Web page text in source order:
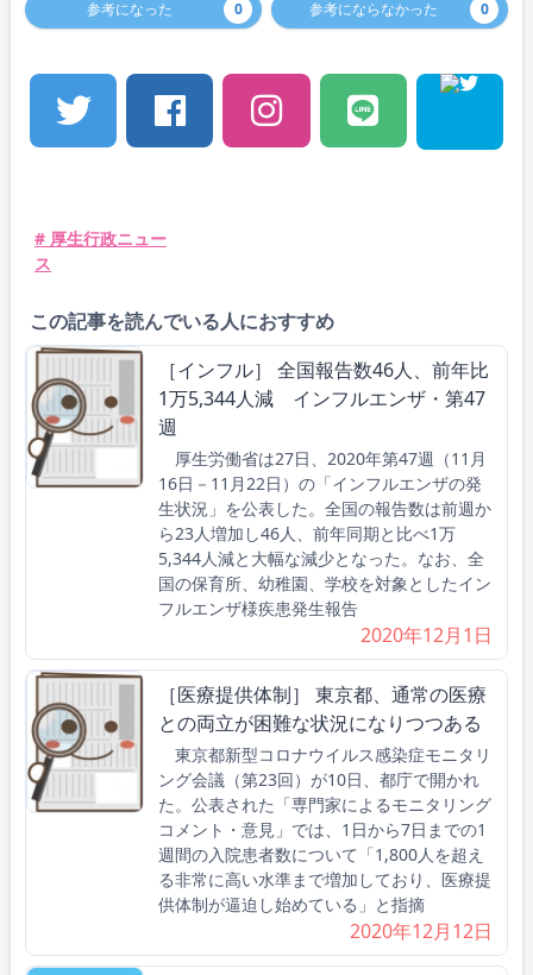
参考になった 0 参考にならなかった 0
# 厚生行政ニュー
ス
この記事を読んでいる人におすすめ
［インフル］ 全国報告数46人、前年比
1万5,344人減 インフルエンザ・第47
週
厚生労働省は27日、2020年第47週（11月
16日－11月22日）の「インフルエンザの発
生状況」を公表した。全国の報告数は前週か
ら23人増加し46人、前年同期と比べ1万
5,344人減と大幅な減少となった。なお、全
国の保育所、幼稚園、学校を対象としたイン
フルエンザ様疾患発生報告
2020年12月1日
［医療提供体制］ 東京都、通常の医療
との両立が困難な状況になりつつある
東京都新型コロナウイルス感染症モニタリ
ング会議（第23回）が10日、都庁で開かれ
た。公表された「専門家によるモニタリング
コメント・意見」では、1日から7日までの1
週間の入院患者数について「1,800人を超え
る非常に高い水準まで増加しており、医療提
供体制が逼迫し始めている」と指摘
2020年12月12日